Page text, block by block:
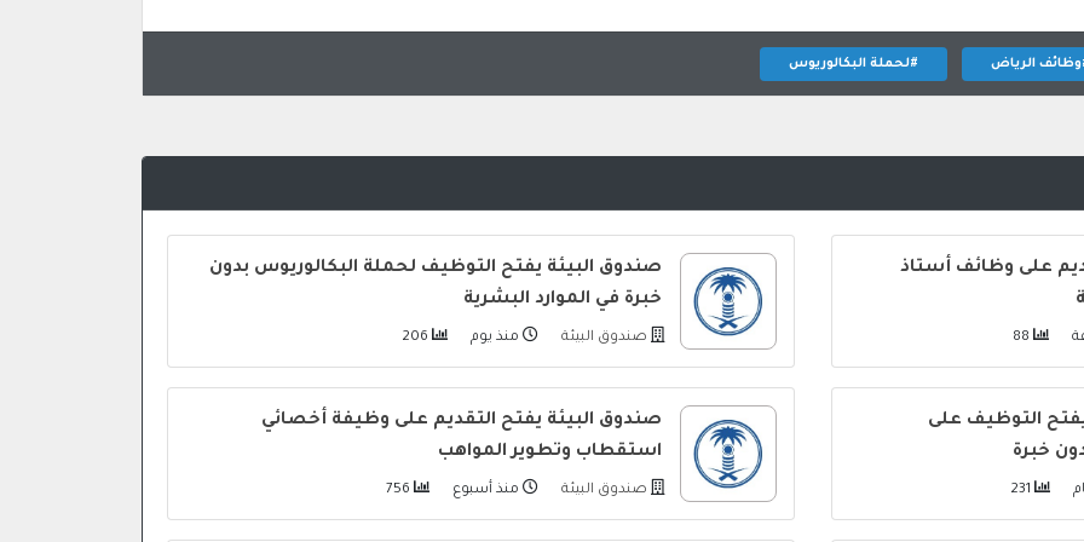
الرياض #لحملة البكالوريوس
على وظائف أستاذ
صندوق البيئة يفتح التوظيف لحملة البكالوريوس بدون
خبرة في الموارد البشرية
صندوق البيئة منذ يوم
التوظيف على
خبرة
صندوق البيئة يفتح التقديم على وظيفة أخصائي
استقطاب وتطوير المواهب
صندوق البيئة منذ أسبوع